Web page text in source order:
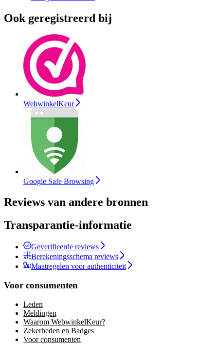
Ook geregistreerd bij
WebwinkelKeur
Google Safe Browsing
Reviews van andere bronnen
Transparantie-informatie
Geverifieerde reviews
Berekeningsschema reviews
Maatregelen voor authenticiteit
Voor consumenten
Leden
Meldingen
Waarom WebwinkelKeur?
Zekerheden en Badges
Voor consumenten